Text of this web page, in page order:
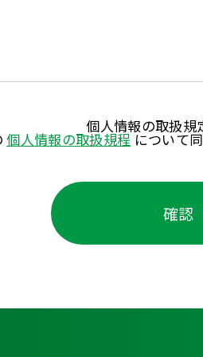
個人情報の取扱規
個人情報の取扱規程について
確認